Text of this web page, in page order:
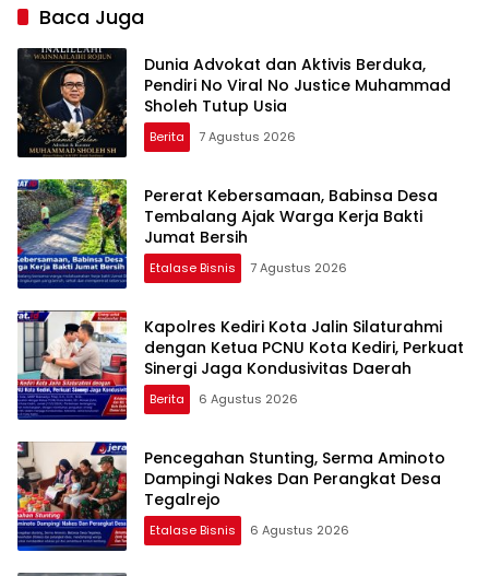
Baca Juga
Dunia Advokat dan Aktivis Berduka,
Pendiri No Viral No Justice Muhammad
Sholeh Tutup Usia
Berita 7 Agustus 2026
Pererat Kebersamaan, Babinsa Desa
Tembalang Ajak Warga Kerja Bakti
Jumat Bersih
Etalase Bisnis 7 Agustus 2026
Kapolres Kediri Kota Jalin Silaturahmi
dengan Ketua PCNU Kota Kediri, Perkuat
Sinergi Jaga Kondusivitas Daerah
Berita 6 Agustus 2026
Pencegahan Stunting, Serma Aminoto
Dampingi Nakes Dan Perangkat Desa
Tegalrejo
Etalase Bisnis 6 Agustus 2026